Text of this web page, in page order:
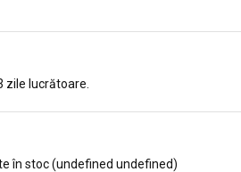
zile lucrătoare.
în stoc (undefined undefined)